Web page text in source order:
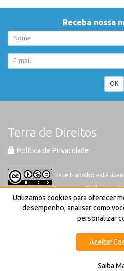
Receba nossa
OK
Terra de Direitos
Política de Privacidade
Este trabalho está
Commons-Atribuição-
Internacional
Utilizamos cookies para oferecer
desempenho, analisar como
personalizar
Aceitar
Saiba